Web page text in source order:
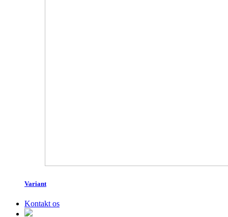
Variant
Kontakt os